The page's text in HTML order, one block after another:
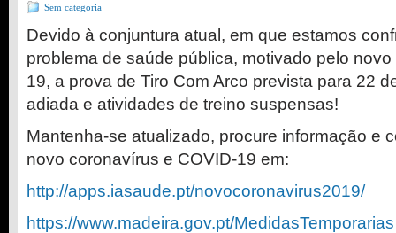
Sem categoria
Devido à conjuntura atual, em que estamos
problema de saúde pública, motivado pelo
19, a prova de Tiro Com Arco prevista para 22
adiada e atividades de treino suspensas!
Mantenha-se atualizado, procure informação e
novo coronavírus e COVID-19 em:
http://apps.iasaude.pt/novocoronavirus2019/
https://www.madeira.gov.pt/MedidasTemporarias